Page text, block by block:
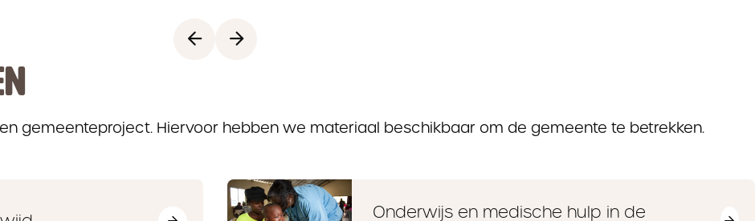
gemeenteproject. Hiervoor hebben we materiaal beschikbaar om de gemeente te betrekken.
Onderwijs en medische hulp in de